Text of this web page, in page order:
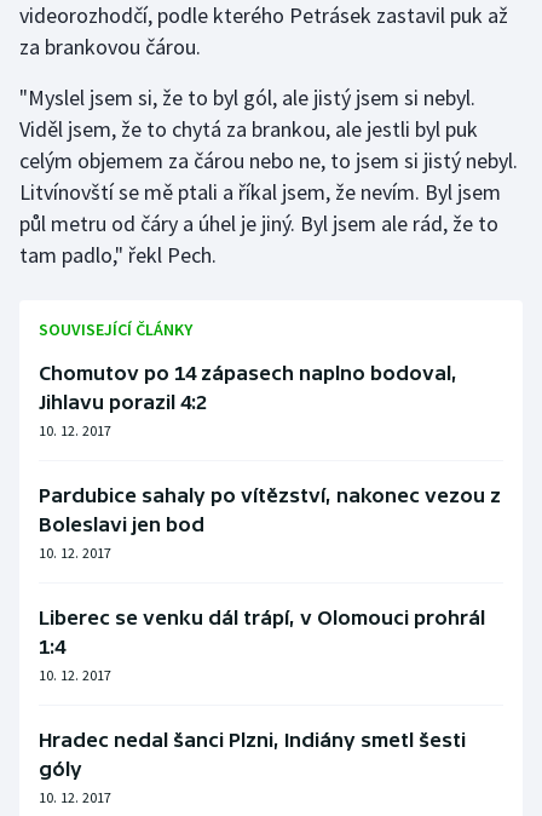
Ostatní
videorozhodčí, podle kterého Petrásek zastavil puk až
za brankovou čárou.
"Myslel jsem si, že to byl gól, ale jistý jsem si nebyl.
Viděl jsem, že to chytá za brankou, ale jestli byl puk
celým objemem za čárou nebo ne, to jsem si jistý nebyl.
Litvínovští se mě ptali a říkal jsem, že nevím. Byl jsem
půl metru od čáry a úhel je jiný. Byl jsem ale rád, že to
tam padlo," řekl Pech.
SOUVISEJÍCÍ ČLÁNKY
Chomutov po 14 zápasech naplno bodoval,
Jihlavu porazil 4:2
10. 12. 2017
Pardubice sahaly po vítězství, nakonec vezou z
Boleslavi jen bod
10. 12. 2017
Liberec se venku dál trápí, v Olomouci prohrál
1:4
10. 12. 2017
Hradec nedal šanci Plzni, Indiány smetl šesti
góly
10. 12. 2017